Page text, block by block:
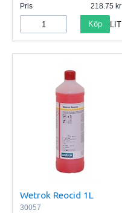
Pris
218.75
Köp LIT
Wetrok Reocid 1L
30057